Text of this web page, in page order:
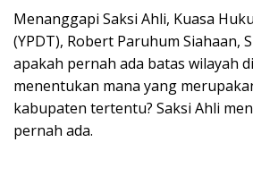
Menanggapi Saksi Ahli, Kuasa
(YPDT), Robert Paruhum Siahaan,
apakah pernah ada batas wilayah
menentukan mana yang
kabupaten tertentu? Saksi Ahli
pernah ada.